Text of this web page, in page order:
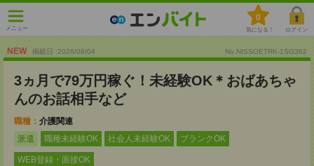
メニュー
0
気になる！ ログイン
NEW 掲載日 :2026/08/04 No.NISSOETRK-1SG362
3ヵ月で79万円稼ぐ！未経験OK＊おばあちゃ
んのお話相手など
職種： 介護関連
派遣
職種未経験OK 社会人未経験OK ブランクOK
WEB登録・面接OK